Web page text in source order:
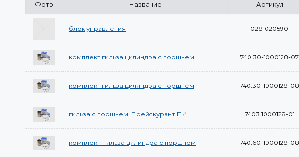
Фото Название Артикул
блок управления 0281020590
комплект:гильза цилиндра с поршнем 740.30-1000128-07
комплект:гильза цилиндра с поршнем 740.30-1000128-08
гильза с поршнем; Прейскурант ПИ 7403.1000128-01
комплект: гильза цилиндра с поршнем 740.60-1000128-08